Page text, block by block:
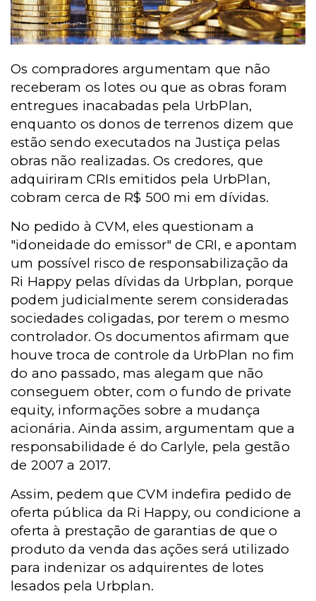
Os compradores argumentam que não
receberam os lotes ou que as obras foram
entregues inacabadas pela UrbPlan,
enquanto os donos de terrenos dizem que
estão sendo executados na Justiça pelas
obras não realizadas. Os credores, que
adquiriram CRIs emitidos pela UrbPlan,
cobram cerca de R$ 500 mi em dívidas.
No pedido à CVM, eles questionam a
"idoneidade do emissor" de CRI, e apontam
um possível risco de responsabilização da
Ri Happy pelas dívidas da Urbplan, porque
podem judicialmente serem consideradas
sociedades coligadas, por terem o mesmo
controlador. Os documentos afirmam que
houve troca de controle da UrbPlan no fim
do ano passado, mas alegam que não
conseguem obter, com o fundo de private
equity, informações sobre a mudança
acionária. Ainda assim, argumentam que a
responsabilidade é do Carlyle, pela gestão
de 2007 a 2017.
Assim, pedem que CVM indefira pedido de
oferta pública da Ri Happy, ou condicione a
oferta à prestação de garantias de que o
produto da venda das ações será utilizado
para indenizar os adquirentes de lotes
lesados pela Urbplan.